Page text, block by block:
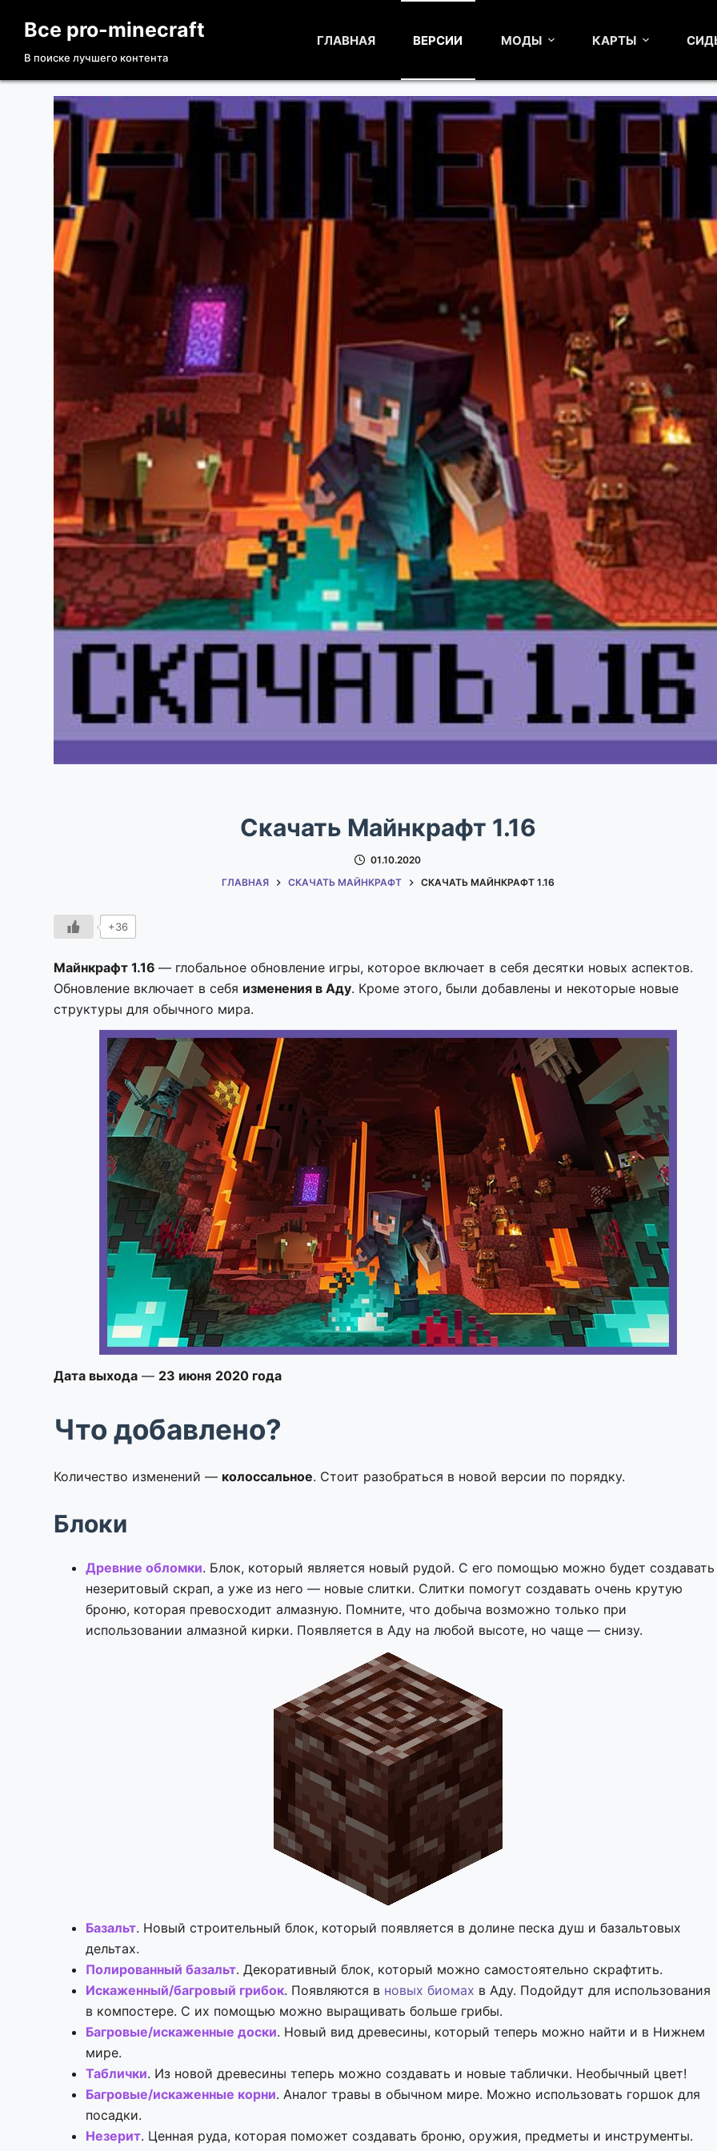
П
е
Все pro-minecraft
В поиске лучшего контента
ГЛАВНАЯ ВЕРСИИ МОДЫ КАРТЫ
Скачать Майнкрафт 1.16
01.10.2020
ГЛАВНАЯ
СКАЧАТЬ МАЙНКРАФТ СКАЧАТЬ МАЙНКРАФТ 1.16
+36
Майнкрафт 1.16— глобальное обновление игры, которое включает в себя десятки новых аспектов.
Обновление включает в себя изменения в Аду. Кроме этого, были добавлены и некоторые новые
структуры для обычного мира.
Дата выхода — 23 июня 2020 года
Что добавлено?
Количество изменений — колоссальное. Стоит разобраться в новой версии по порядку.
Блоки
Древние обломки. Блок, который является новый рудой. С его помощью можно будет создавать
незеритовый скрап, а уже из него — новые слитки. Слитки помогут создавать очень крутую
броню, которая превосходит алмазную. Помните, что добыча возможно только при
использовании алмазной кирки. Появляется в Аду на любой высоте, но чаще — снизу.
Базальт. Новый строительный блок, который появляется в долине песка душ и базальтовых
дельтах.
Полированный базальт. Декоративный блок, который можно самостоятельно скрафтить.
Искаженный/багровый грибок. Появляются в новых биомах в Аду. Подойдут для использования
в компостере. С их помощью можно выращивать больше грибы.
Багровые/искаженные доски. Новый вид древесины, который теперь можно найти и в Нижнем
мире.
Таблички. Из новой древесины теперь можно создавать и новые таблички. Необычный цвет!
Багровые/искаженные корни. Аналог травы в обычном мире. Можно использовать горшок для
посадки.
Незерит. Ценная руда, которая поможет создавать броню, оружия, предметы и инструменты.